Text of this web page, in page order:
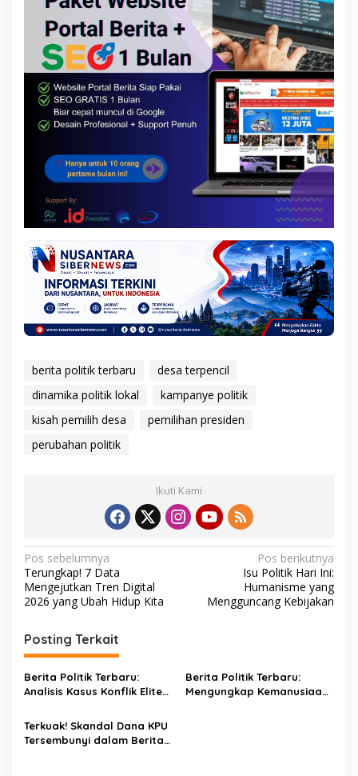
berita politik terbaru
desa terpencil
dinamika politik lokal
kampanye politik
kisah pemilih desa
pemilihan presiden
perubahan politik
Ikuti Kami
N
a
v
i
g
a
s
i
p
Pos sebelumnya
Terungkap! 7 Data
Mengejutkan Tren Digital
2026 yang Ubah Hidup Kita
Pos berikutnya
Isu Politik Hari Ini:
Humanisme yang
Mengguncang Kebijakan
Posting Terkait
Berita Politik Terbaru:
Analisis Kasus Konflik Elite
Gelombang Protes
Berita Politik Terbaru:
Mengungkap Kemanusiaan
Terkuak! Skandal Dana KPU
Tersembunyi dalam Berita